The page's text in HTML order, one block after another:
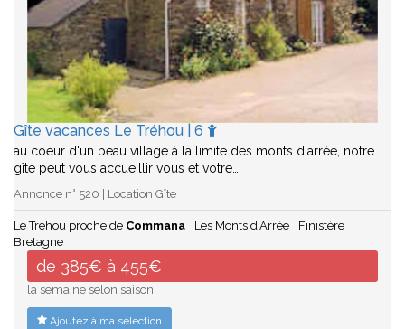
Gîte vacances Le Tréhou | 6
au coeur d'un beau village à la limite des monts d'arrée, notre
gîte peut vous accueillir vous et votre…
Annonce n° 520 | Location Gîte
Le Tréhou proche de Commana Les Monts d'Arrée
Finistère
Bretagne
de 385€ à 455€
la semaine selon saison
Ajoutez à ma sélection